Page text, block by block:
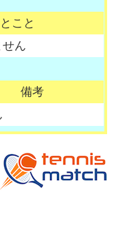
こと
ん
備考